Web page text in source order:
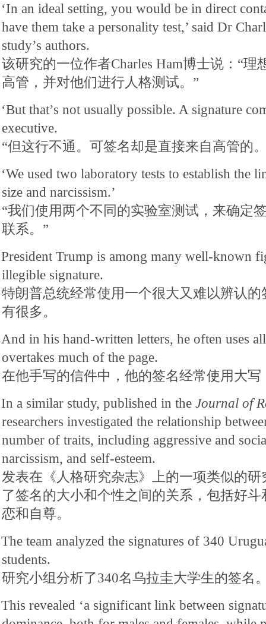
‘In an ideal setting, you would be in direct
have them take a personality test,’ said Dr
study’s authors.
该研究的一位作者Charles Ham博士说：“
高管，并对他们进行人格测试。”
‘But that’s not usually possible. A signature
executive.
“但这行不通。可签名却是直接来自高管的
‘We used two laboratory tests to establish the
size and narcissism.’
“我们使用两个不同的实验室测试，来确定
联系。”
President Trump is among many well-known
illegible signature.
特朗普总统经常使用一个很大又难以辨认
有很多。
And in his hand-written letters, he often uses
overtakes much of the page.
在他手写的信件中，他的签名经常使用大
In a similar study, published in theJournal of
researchers investigated the relationship
number of traits, including aggressive and
narcissism, and self-esteem.
发表在《人格研究杂志》上的一项类似的
了签名的大小和个性之间的关系，包括好
恋和自尊。
The team analyzed the signatures of 340
students.
研究小组分析了340名乌拉圭大学生的签名
This revealed ‘a significant link between